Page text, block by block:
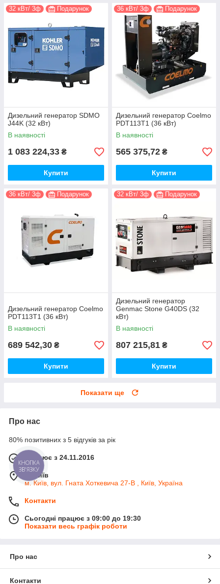
32 кВт/ 3ф Подарунок
Дизельний генератор SDMO
J44K (32 кВт)
В наявності
1 083 224,33 ₴
Купити
36 кВт/ 3ф Подарунок
Дизельний генератор Coelmo
PDT113T1 (36 кВт)
В наявності
565 375,72 ₴
Купити
36 кВт/ 3ф Подарунок
Дизельний генератор Coelmo
PDT113T1 (36 кВт)
В наявності
689 542,30 ₴
Купити
32 кВт/ 3ф Подарунок
Дизельний генератор
Genmac Stone G40DS (32
кВт)
В наявності
807 215,81 ₴
Купити
Показати ще
Про нас
80% позитивних з 5 відгуків за рік
Працює з 24.11.2016
м. Київ
м. Київ, вул. Гната Хоткевича 27-В , Київ, Україна
Контакти
Сьогодні працює з 09:00 до 19:30
Показати весь графік роботи
Про нас
Контакти
КНОПКА
ЗВ'ЯЗКУ